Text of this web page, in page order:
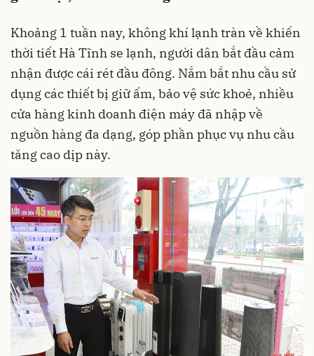
Khoảng 1 tuần nay, không khí lạnh tràn về khiến
thời tiết Hà Tĩnh se lạnh, người dân bắt đầu cảm
nhận được cái rét đầu đông. Nắm bắt nhu cầu sử
dụng các thiết bị giữ ấm, bảo vệ sức khoẻ, nhiều
cửa hàng kinh doanh điện máy đã nhập về
nguồn hàng đa dạng, góp phần phục vụ nhu cầu
tăng cao dịp này.